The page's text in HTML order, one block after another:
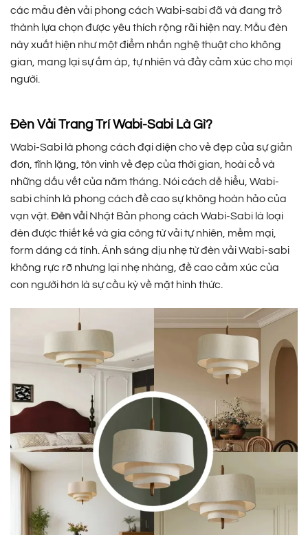
các mẫu đèn vải phong cách Wabi-sabi đã và đang trở
thành lựa chọn được yêu thích rộng rãi hiện nay. Mẫu đèn
này xuất hiện như một điểm nhấn nghệ thuật cho không
gian, mang lại sự ấm áp, tự nhiên và đầy cảm xúc cho mọi
người.
Đèn Vải Trang Trí Wabi-Sabi Là Gì?
Wabi-Sabi là phong cách đại diện cho vẻ đẹp của sự giản
đơn, tĩnh lặng, tôn vinh vẻ đẹp của thời gian, hoài cổ và
những dấu vết của năm tháng. Nói cách dễ hiểu, Wabi-
sabi chính là phong cách đề cao sự không hoàn hảo của
vạn vật.Đèn vải Nhật Bản phong cách Wabi-Sabi là loại
đèn được thiết kế và gia công từ vải tự nhiên, mềm mại,
form dáng cá tính. Ánh sáng dịu nhẹ từ đèn vải Wabi-sabi
không rực rỡ nhưng lại nhẹ nhàng, đề cao cảm xúc của
con người hơn là sự cầu kỳ về mặt hình thức.